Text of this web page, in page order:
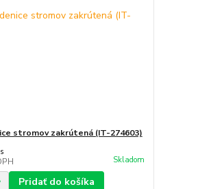
stromov zakrútená (IT-274603)
Skladom
Pridať do košíka